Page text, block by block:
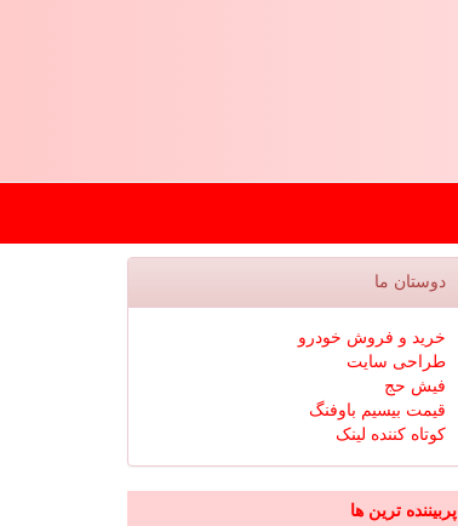
دوستان ما
خرید و فروش خودرو
طراحی سایت
فیش حج
قیمت بیسیم باوفنگ
کوتاه کننده لینک
پربیننده ترین ها